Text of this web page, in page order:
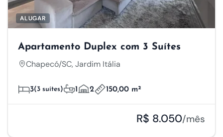
ALUGAR
Apartamento Duplex com 3 Suítes
Chapecó/SC, Jardim Itália
3(3 suítes) 1 2 150,00 m²
R$ 8.050/mês